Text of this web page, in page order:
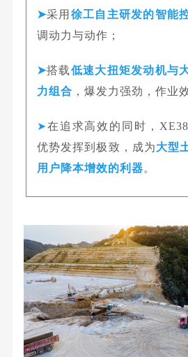
➤采用 徐工自主研发的智能
调动力与动作；
➤搭载低速大扭矩发动机与
力组合 ，爆发力强劲，作业
➤在追求高效的同时，
优势发挥到极致，成为大型
用户降本增效的利器。